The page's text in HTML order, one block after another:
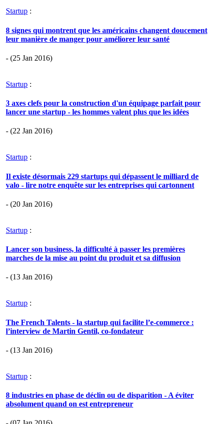
Startup :
8 signes qui montrent que les américains changent doucement
leur manière de manger pour améliorer leur santé
- (25 Jan 2016)
Startup :
3 axes clefs pour la construction d'un équipage parfait pour
lancer une startup - les hommes valent plus que les idées
- (22 Jan 2016)
Startup :
Il existe désormais 229 startups qui dépassent le milliard de
valo - lire notre enquête sur les entreprises qui cartonnent
- (20 Jan 2016)
Startup :
Lancer son business, la difficulté à passer les premières
marches de la mise au point du produit et sa diffusion
- (13 Jan 2016)
Startup :
The French Talents - la startup qui facilite l’e-commerce :
l’interview de Martin Gentil, co-fondateur
- (13 Jan 2016)
Startup :
8 industries en phase de déclin ou de disparition - A éviter
absolument quand on est entrepreneur